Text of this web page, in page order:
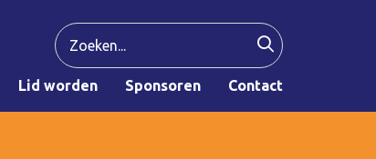
Lid worden Sponsoren Contact